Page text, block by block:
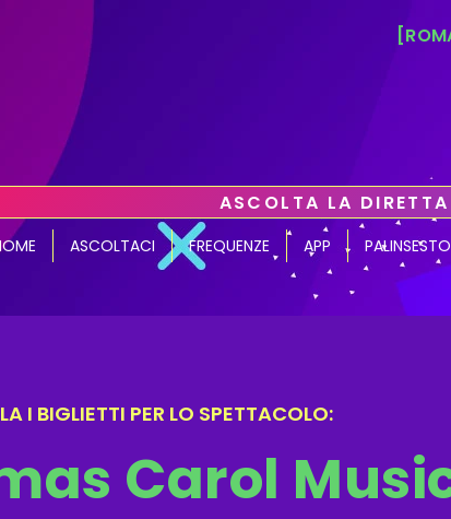
ASCOLTA LA
ASCOLTACI FREQUENZE APP PALINSESTO
I BIGLIETTI PER LO SPETTACOLO:
Carol